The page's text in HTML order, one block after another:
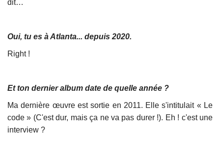
dit…
Oui, tu es à Atlanta... depuis 2020.
Right !
Et ton dernier album date de quelle année ?
Ma dernière œuvre est sortie en 2011. Elle s'intitulait « Le
code » (C'est dur, mais ça ne va pas durer !). Eh ! c'est une
interview ?